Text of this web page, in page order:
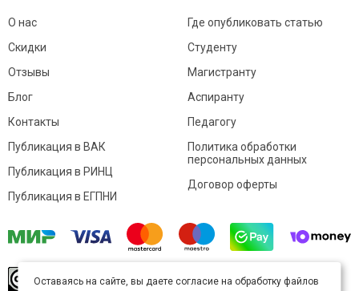
О нас
Скидки
Отзывы
Блог
Контакты
Где опубликовать статью
Студенту
Магистранту
Аспиранту
Педагогу
Публикация в ВАК
Публикация в РИНЦ
Публикация в ЕГПНИ
Политика обработки
персональных данных
Договор оферты
произведение доступно полицензии Creative
Оставаясь на сайте, вы даете согласие на обработку файлов